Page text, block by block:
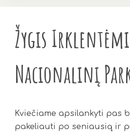
Žygis
Nacionalinį
Kviečiame apsilankyti pas
pakeliauti po seniausią ir